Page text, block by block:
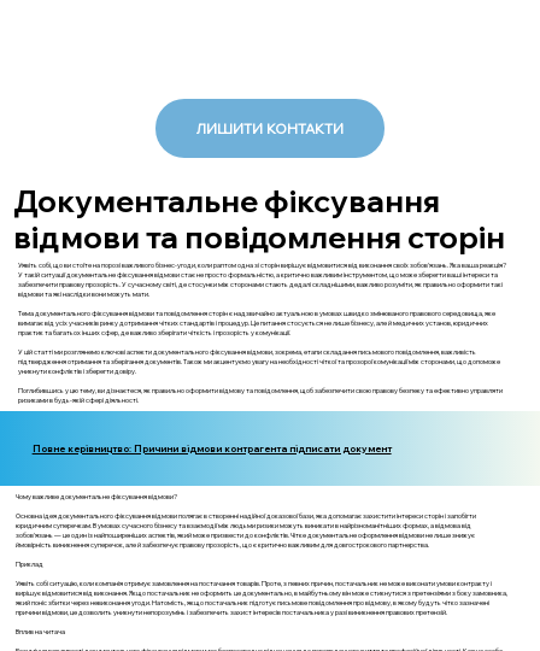
ЛИШИТИ КОНТАКТИ
Документальне фіксування
відмови та повідомлення сторін
Уявіть собі, що ви стоїте на порозі важливого бізнес-угоди, коли раптом одна зі сторін вирішує відмовитися від виконання своїх зобов'язань. Яка ваша реакція?
У такій ситуації документальне фіксування відмови стає не просто формальністю, а критично важливим інструментом, що може зберегти ваші інтереси та
забезпечити правову прозорість. У сучасному світі, де стосунки між сторонами стають дедалі складнішими, важливо розуміти, як правильно оформити такі
відмови та які наслідки вони можуть мати.
Тема документального фіксування відмови та повідомлення сторін є надзвичайно актуальною в умовах швидко змінюваного правового середовища, яке
вимагає від усіх учасників ринку дотримання чітких стандартів і процедур. Це питання стосується не лише бізнесу, але й медичних установ, юридичних
практик та багатьох інших сфер, де важливо зберігати чіткість і прозорість у комунікації.
У цій статті ми розглянемо ключові аспекти документального фіксування відмови, зокрема, етапи складання письмового повідомлення, важливість
підтвердження отримання та зберігання документів. Також ми акцентуємо увагу на необхідності чіткої та прозорої комунікації між сторонами, що допоможе
уникнути конфліктів і зберегти довіру.
Поглибившись у цю тему, ви дізнаєтеся, як правильно оформити відмову та повідомлення, щоб забезпечити свою правову безпеку та ефективно управляти
ризиками в будь-якій сфері діяльності.
Повне керівництво: Причини відмови контрагента підписати документ
Чому важливе документальне фіксування відмови?
Основна ідея документального фіксування відмови полягає в створенні надійної доказової бази, яка допомагає захистити інтереси сторін і запобігти
юридичним суперечкам. В умовах сучасного бізнесу та взаємодії між людьми ризики можуть виникати в найрізноманітніших формах, а відмова від
зобов'язань — це один із найпоширеніших аспектів, який може призвести до конфліктів. Чітке документальне оформлення відмови не лише знижує
ймовірність виникнення суперечок, але й забезпечує правову прозорість, що є критично важливим для довгострокового партнерства.
Приклад
Уявіть собі ситуацію, коли компанія отримує замовлення на постачання товарів. Проте, з певних причин, постачальник не може виконати умови контракту і
вирішує відмовитися від виконання. Якщо постачальник не оформить це документально, в майбутньому він може стикнутися з претензіями з боку замовника,
який поніс збитки через невиконання угоди. Натомість, якщо постачальник підготує письмове повідомлення про відмову, в якому будуть чітко зазначені
причини відмови, це дозволить уникнути непорозумінь і забезпечить захист інтересів постачальника у разі виникнення правових претензій.
Вплив на читача